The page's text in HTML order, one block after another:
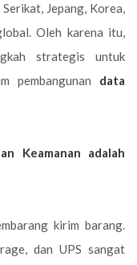
Jepang, Korea,
Oleh karena itu,
strategis untuk
pembangunan data
Keamanan adalah
kirim barang.
dan UPS sangat